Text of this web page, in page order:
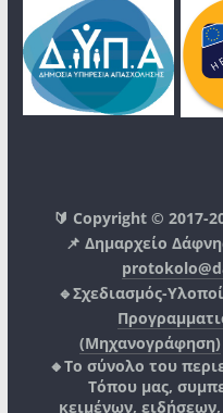
🔰 Copyright © 2017-
📌 Δημαρχείο
🔹Σχεδιασμός-
(Μηχανογράφηση)
🔸Το σύνολο του
Τόπου μας,
κειμένων,